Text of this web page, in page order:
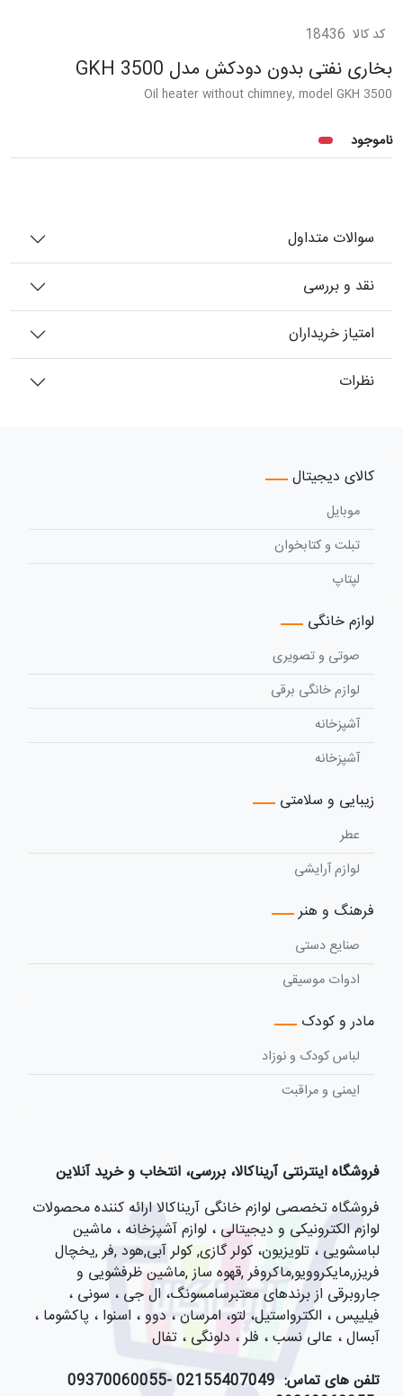
کد کالا 18436
بخاری نفتی بدون دودکش مدل GKH 3500
Oil heater without chimney, model GKH 3500
ناموجود
سوالات متداول
نقد و بررسی
امتیاز خریداران
نظرات
فروشگاه اینترنتی آریناکالا، بررسی، انتخاب و خرید آنلاین
فروشگاه تخصصی لوازم خانگی آریناکالا ارائه کننده محصولات
لوازم الکترونیکی و دیجیتالی ، لوازم آشپزخانه ، ماشین
لباسشویی ، تلویزیون، کولر گازی, کولر آبی,هود ,فر ,یخچال
فریزر,مایکروویو,ماکروفر ,قهوه ساز ,ماشین ظرفشویی و
جاروبرقی از برندهای معتبرسامسونگ، ال جی ، سونی ،
فیلیپس ، الکترواستیل، لتو، امرسان ، دوو ، اسنوا ، پاکشوما ،
آبسال ، عالی نسب ، فلر ، دلونگی ، تفال
تلفن های تماس:
021
55407049 -09370060055
کالای دیجیتال
موبایل
تبلت و کتابخوان
لپتاپ
لوازم خانگی
صوتی و تصویری
لوازم خانگی برقی
آشپزخانه
آشپزخانه
زیبایی و سلامتی
عطر
لوازم آرایشی
فرهنگ و هنر
صنایع دستی
ادوات موسیقی
مادر و کودک
لباس کودک و نوزاد
ایمنی و مراقبت